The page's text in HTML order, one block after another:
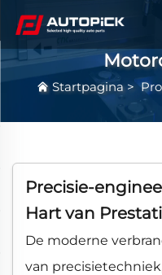
Startpagina>
Precisie-
Hart van
De moderne
van